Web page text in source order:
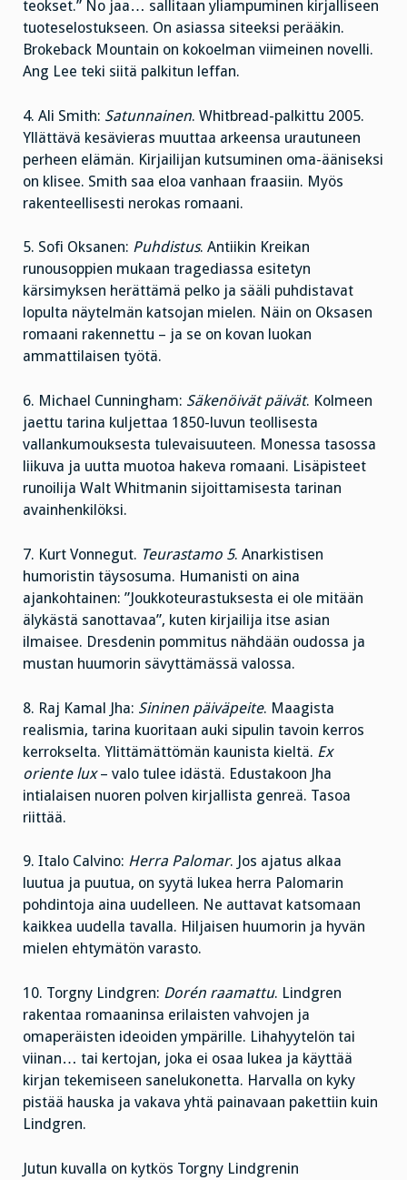
teokset.” No jaa… sallitaan yliampuminen kirjalliseen
tuoteselostukseen. On asiassa siteeksi perääkin.
Brokeback Mountain on kokoelman viimeinen novelli.
Ang Lee teki siitä palkitun leffan.
4. Ali Smith: Satunnainen. Whitbread-palkittu 2005.
Yllättävä kesävieras muuttaa arkeensa urautuneen
perheen elämän. Kirjailijan kutsuminen oma-ääniseksi
on klisee. Smith saa eloa vanhaan fraasiin. Myös
rakenteellisesti nerokas romaani.
5. Sofi Oksanen: Puhdistus. Antiikin Kreikan
runousoppien mukaan tragediassa esitetyn
kärsimyksen herättämä pelko ja sääli puhdistavat
lopulta näytelmän katsojan mielen. Näin on Oksasen
romaani rakennettu – ja se on kovan luokan
ammattilaisen työtä.
6. Michael Cunningham: Säkenöivät päivät. Kolmeen
jaettu tarina kuljettaa 1850-luvun teollisesta
vallankumouksesta tulevaisuuteen. Monessa tasossa
liikuva ja uutta muotoa hakeva romaani. Lisäpisteet
runoilija Walt Whitmanin sijoittamisesta tarinan
avainhenkilöksi.
7. Kurt Vonnegut. Teurastamo 5. Anarkistisen
humoristin täysosuma. Humanisti on aina
ajankohtainen: ”Joukkoteurastuksesta ei ole mitään
älykästä sanottavaa”, kuten kirjailija itse asian
ilmaisee. Dresdenin pommitus nähdään oudossa ja
mustan huumorin sävyttämässä valossa.
8. Raj Kamal Jha: Sininen päiväpeite. Maagista
realismia, tarina kuoritaan auki sipulin tavoin kerros
kerrokselta. Ylittämättömän kaunista kieltä. Ex
oriente lux– valo tulee idästä. Edustakoon Jha
intialaisen nuoren polven kirjallista genreä. Tasoa
riittää.
9. Italo Calvino: Herra Palomar. Jos ajatus alkaa
luutua ja puutua, on syytä lukea herra Palomarin
pohdintoja aina uudelleen. Ne auttavat katsomaan
kaikkea uudella tavalla. Hiljaisen huumorin ja hyvän
mielen ehtymätön varasto.
10. Torgny Lindgren: Dorén raamattu. Lindgren
rakentaa romaaninsa erilaisten vahvojen ja
omaperäisten ideoiden ympärille. Lihahyytelön tai
viinan… tai kertojan, joka ei osaa lukea ja käyttää
kirjan tekemiseen sanelukonetta. Harvalla on kyky
pistää hauska ja vakava yhtä painavaan pakettiin kuin
Lindgren.
Jutun kuvalla on kytkös Torgny Lindgrenin